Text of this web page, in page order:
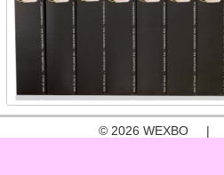
© 2026 WEXBO |